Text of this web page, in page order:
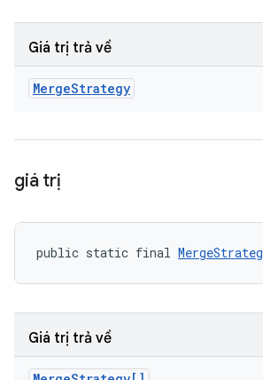
Giá trị trả về
MergeStrategy
giá trị
public static final
Giá trị trả về